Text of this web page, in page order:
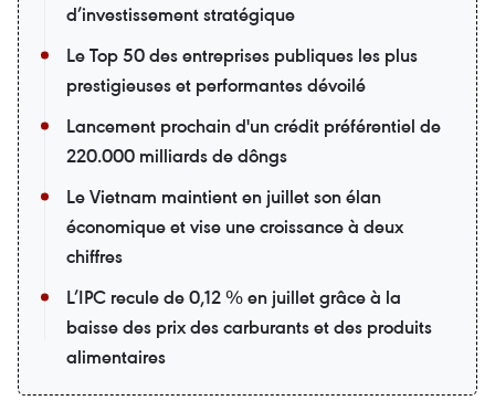
d’investissement stratégique
Le Top 50 des entreprises publiques les plus
prestigieuses et performantes dévoilé
Lancement prochain d'un crédit préférentiel de
220.000 milliards de dôngs
Le Vietnam maintient en juillet son élan
économique et vise une croissance à deux
chiffres
L’IPC recule de 0,12 % en juillet grâce à la
baisse des prix des carburants et des produits
alimentaires